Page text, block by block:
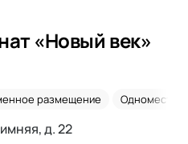
«Новый век»
размещение
д. 22